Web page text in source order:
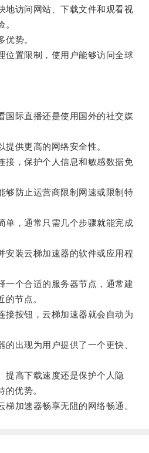
访问网站、下载文件和观看视
势。
置限制，使用户能够访问全球
际直播还是使用国外的社交媒
供更高的网络安全性。
，保护个人信息和敏感数据免
防止运营商限制网速或限制特
，通常只需几个步骤就能完成
装云梯加速器的软件或应用程
个合适的服务器节点，通常建
节点。
按钮，云梯加速器就会自动为
出现为用户提供了一个更快、
高下载速度还是保护个人隐
优势。
加速器畅享无阻的网络畅通。